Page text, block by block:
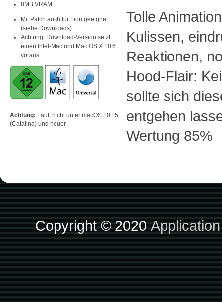
8MB VRAM
Mit Patch auch für Lion geeignet
(siehe Downloads)
Achtung: Download-Version setzt
einen Intel-Mac und Mac OS X 10.6
voraus.
Achtung: Läuft nicht unter macOS 10.15
(Catalina) und neuer
Tolle
Kulissen,
Reaktionen,
Hood-Flair:
sollte sich
entgehen
Wertung 85%
Copyright © 2020